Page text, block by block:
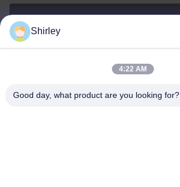
0086-18148506772
Shirley
4:22 AM
Good day, what product are you looking for?